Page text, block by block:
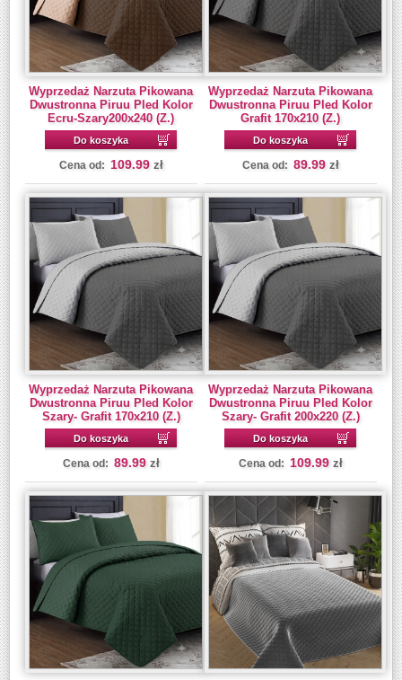
Wyprzedaż Narzuta Pikowana
Dwustronna Piruu Pled Kolor
Ecru-Szary200x240 (Z.)
Do koszyka
Cena od: 109.99 zł
Wyprzedaż Narzuta Pikowana
Dwustronna Piruu Pled Kolor
Grafit 170x210 (Z.)
Do koszyka
Cena od: 89.99 zł
Wyprzedaż Narzuta Pikowana
Dwustronna Piruu Pled Kolor
Szary- Grafit 170x210 (Z.)
Do koszyka
Cena od: 89.99 zł
Wyprzedaż Narzuta Pikowana
Dwustronna Piruu Pled Kolor
Szary- Grafit 200x220 (Z.)
Do koszyka
Cena od: 109.99 zł